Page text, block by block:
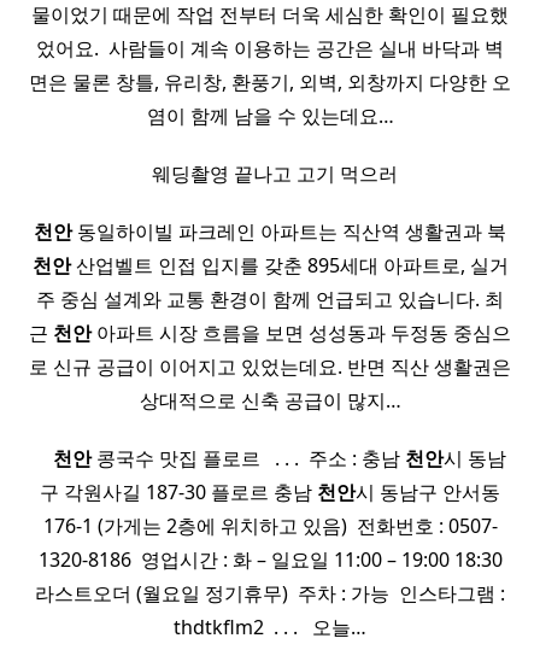
물이었기 때문에 작업 전부터 더욱 세심한 확인이 필요했
었어요. ​ 사람들이 계속 이용하는 공간은 실내 바닥과 벽
면은 물론 창틀, 유리창, 환풍기, 외벽, 외창까지 다양한 오
염이 함께 남을 수 있는데요…
​ ​ 웨딩촬영 끝나고 고기 먹으러
천안동일하이빌 파크레인 아파트는 직산역 생활권과 북
천안산업벨트 인접 입지를 갖춘 895세대 아파트로, 실거
주 중심 설계와 교통 환경이 함께 언급되고 있습니다. 최
근 천안아파트 시장 흐름을 보면 성성동과 두정동 중심으
로 신규 공급이 이어지고 있었는데요. 반면 직산 생활권은
상대적으로 신축 공급이 많지…
천안콩국수 맛집 플로르 ​ ​ . . . ​ 주소 : 충남 천안시 동남
구 각원사길 187-30 플로르 충남 천안시 동남구 안서동
176-1 (가게는 2층에 위치하고 있음) ​ 전화번호 : 0507-
1320-8186 ​ 영업시간 : 화 – 일요일 11:00 – 19:00 18:30
라스트오더 (월요일 정기휴무) ​ 주차 : 가능 ​ 인스타그램 :
thdtkflm2 ​ . . . ​ ​ 오늘…